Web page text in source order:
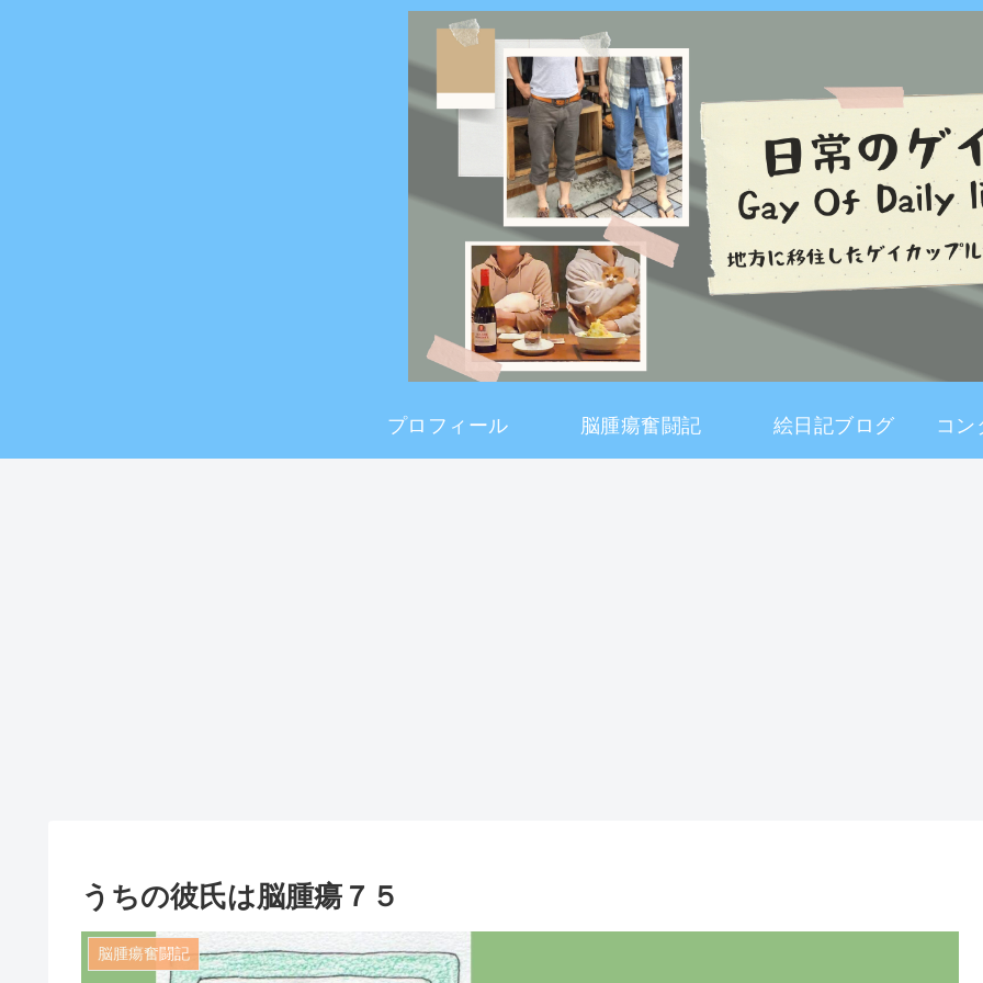
プロフィール 脳腫瘍奮闘記 絵日記ブログ コン
うちの彼氏は脳腫瘍７５
脳腫瘍奮闘記